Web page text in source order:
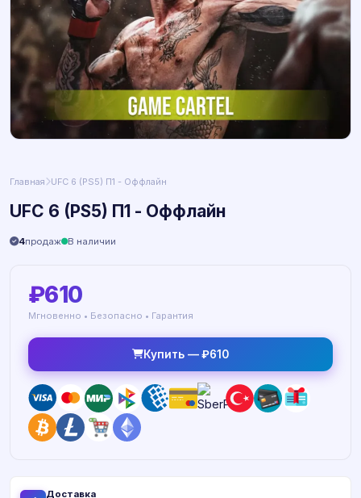
Главная UFC 6 (PS5) П1 - Оффлайн
UFC 6 (PS5) П1 - Оффлайн
4продаж В наличии
₽610
Мгновенно • Безопасно • Гарантия
Купить — ₽610
Доставка